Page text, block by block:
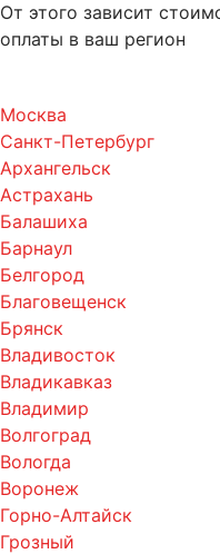
От этого зависит
оплаты в ваш регион
Москва
Санкт-Петербург
Архангельск
Астрахань
Балашиха
Барнаул
Белгород
Благовещенск
Брянск
Владивосток
Владикавказ
Владимир
Волгоград
Вологда
Воронеж
Горно-Алтайск
Грозный